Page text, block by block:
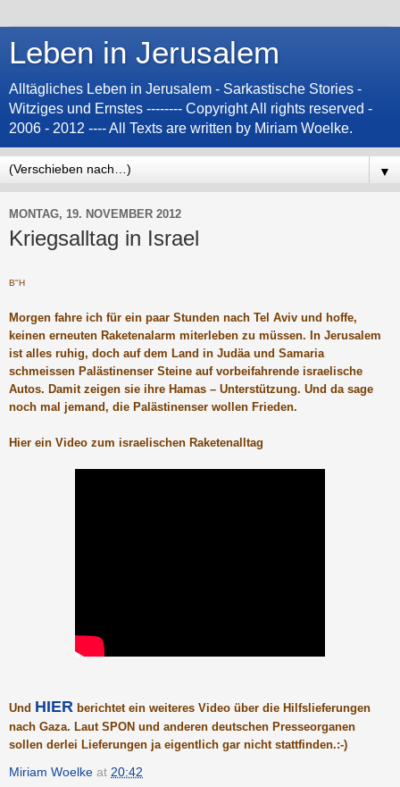
Leben in Jerusalem
Alltägliches Leben in Jerusalem - Sarkastische Stories -
Witziges und Ernstes -------- Copyright All rights reserved -
2006 - 2012 ---- All Texts are written by Miriam Woelke.
▼
MONTAG, 19. NOVEMBER 2012
Kriegsalltag in Israel
B"H
Morgen fahre ich für ein paar Stunden nach Tel Aviv und hoffe,
keinen erneuten Raketenalarm miterleben zu müssen. In Jerusalem
ist alles ruhig, doch auf dem Land in Judäa und Samaria
schmeissen Palästinenser Steine auf vorbeifahrende israelische
Autos. Damit zeigen sie ihre Hamas – Unterstützung. Und da sage
noch mal jemand, die Palästinenser wollen Frieden.
Hier ein Video zum israelischen Raketenalltag
Und HIER berichtet ein weiteres Video über die Hilfslieferungen
nach Gaza. Laut SPON und anderen deutschen Presseorganen
sollen derlei Lieferungen ja eigentlich gar nicht stattfinden.:-)
Miriam Woelke at 20:42